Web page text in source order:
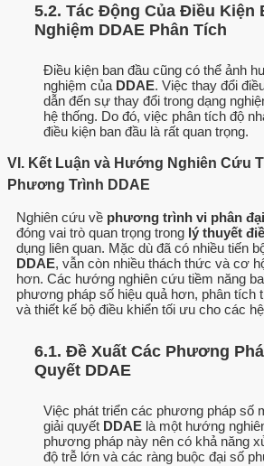
5.2. Tác Động Của Điều Kiện
Nghiệm DDAE Phân Tích
Điều kiện ban đầu cũng có thể ảnh
nghiệm của DDAE. Việc thay đổi
dẫn đến sự thay đổi trong dạng
hệ thống. Do đó, việc phân tích độ
điều kiện ban đầu là rất quan trọng.
VI. Kết Luận và Hướng Nghiên Cứu
Phương Trình DDAE
Nghiên cứu về phương trình vi phân
đóng vai trò quan trọng trong lý thuyết
dụng liên quan. Mặc dù đã có nhiều tiến
DDAE, vẫn còn nhiều thách thức và cơ
hơn. Các hướng nghiên cứu tiềm năng
phương pháp số hiệu quả hơn, phân tích
và thiết kế bộ điều khiển tối ưu cho các
6.1. Đề Xuất Các Phương
Quyết DDAE
Việc phát triển các phương pháp số
giải quyết DDAE là một hướng
phương pháp này nên có khả năng
độ trễ lớn và các ràng buộc đại số